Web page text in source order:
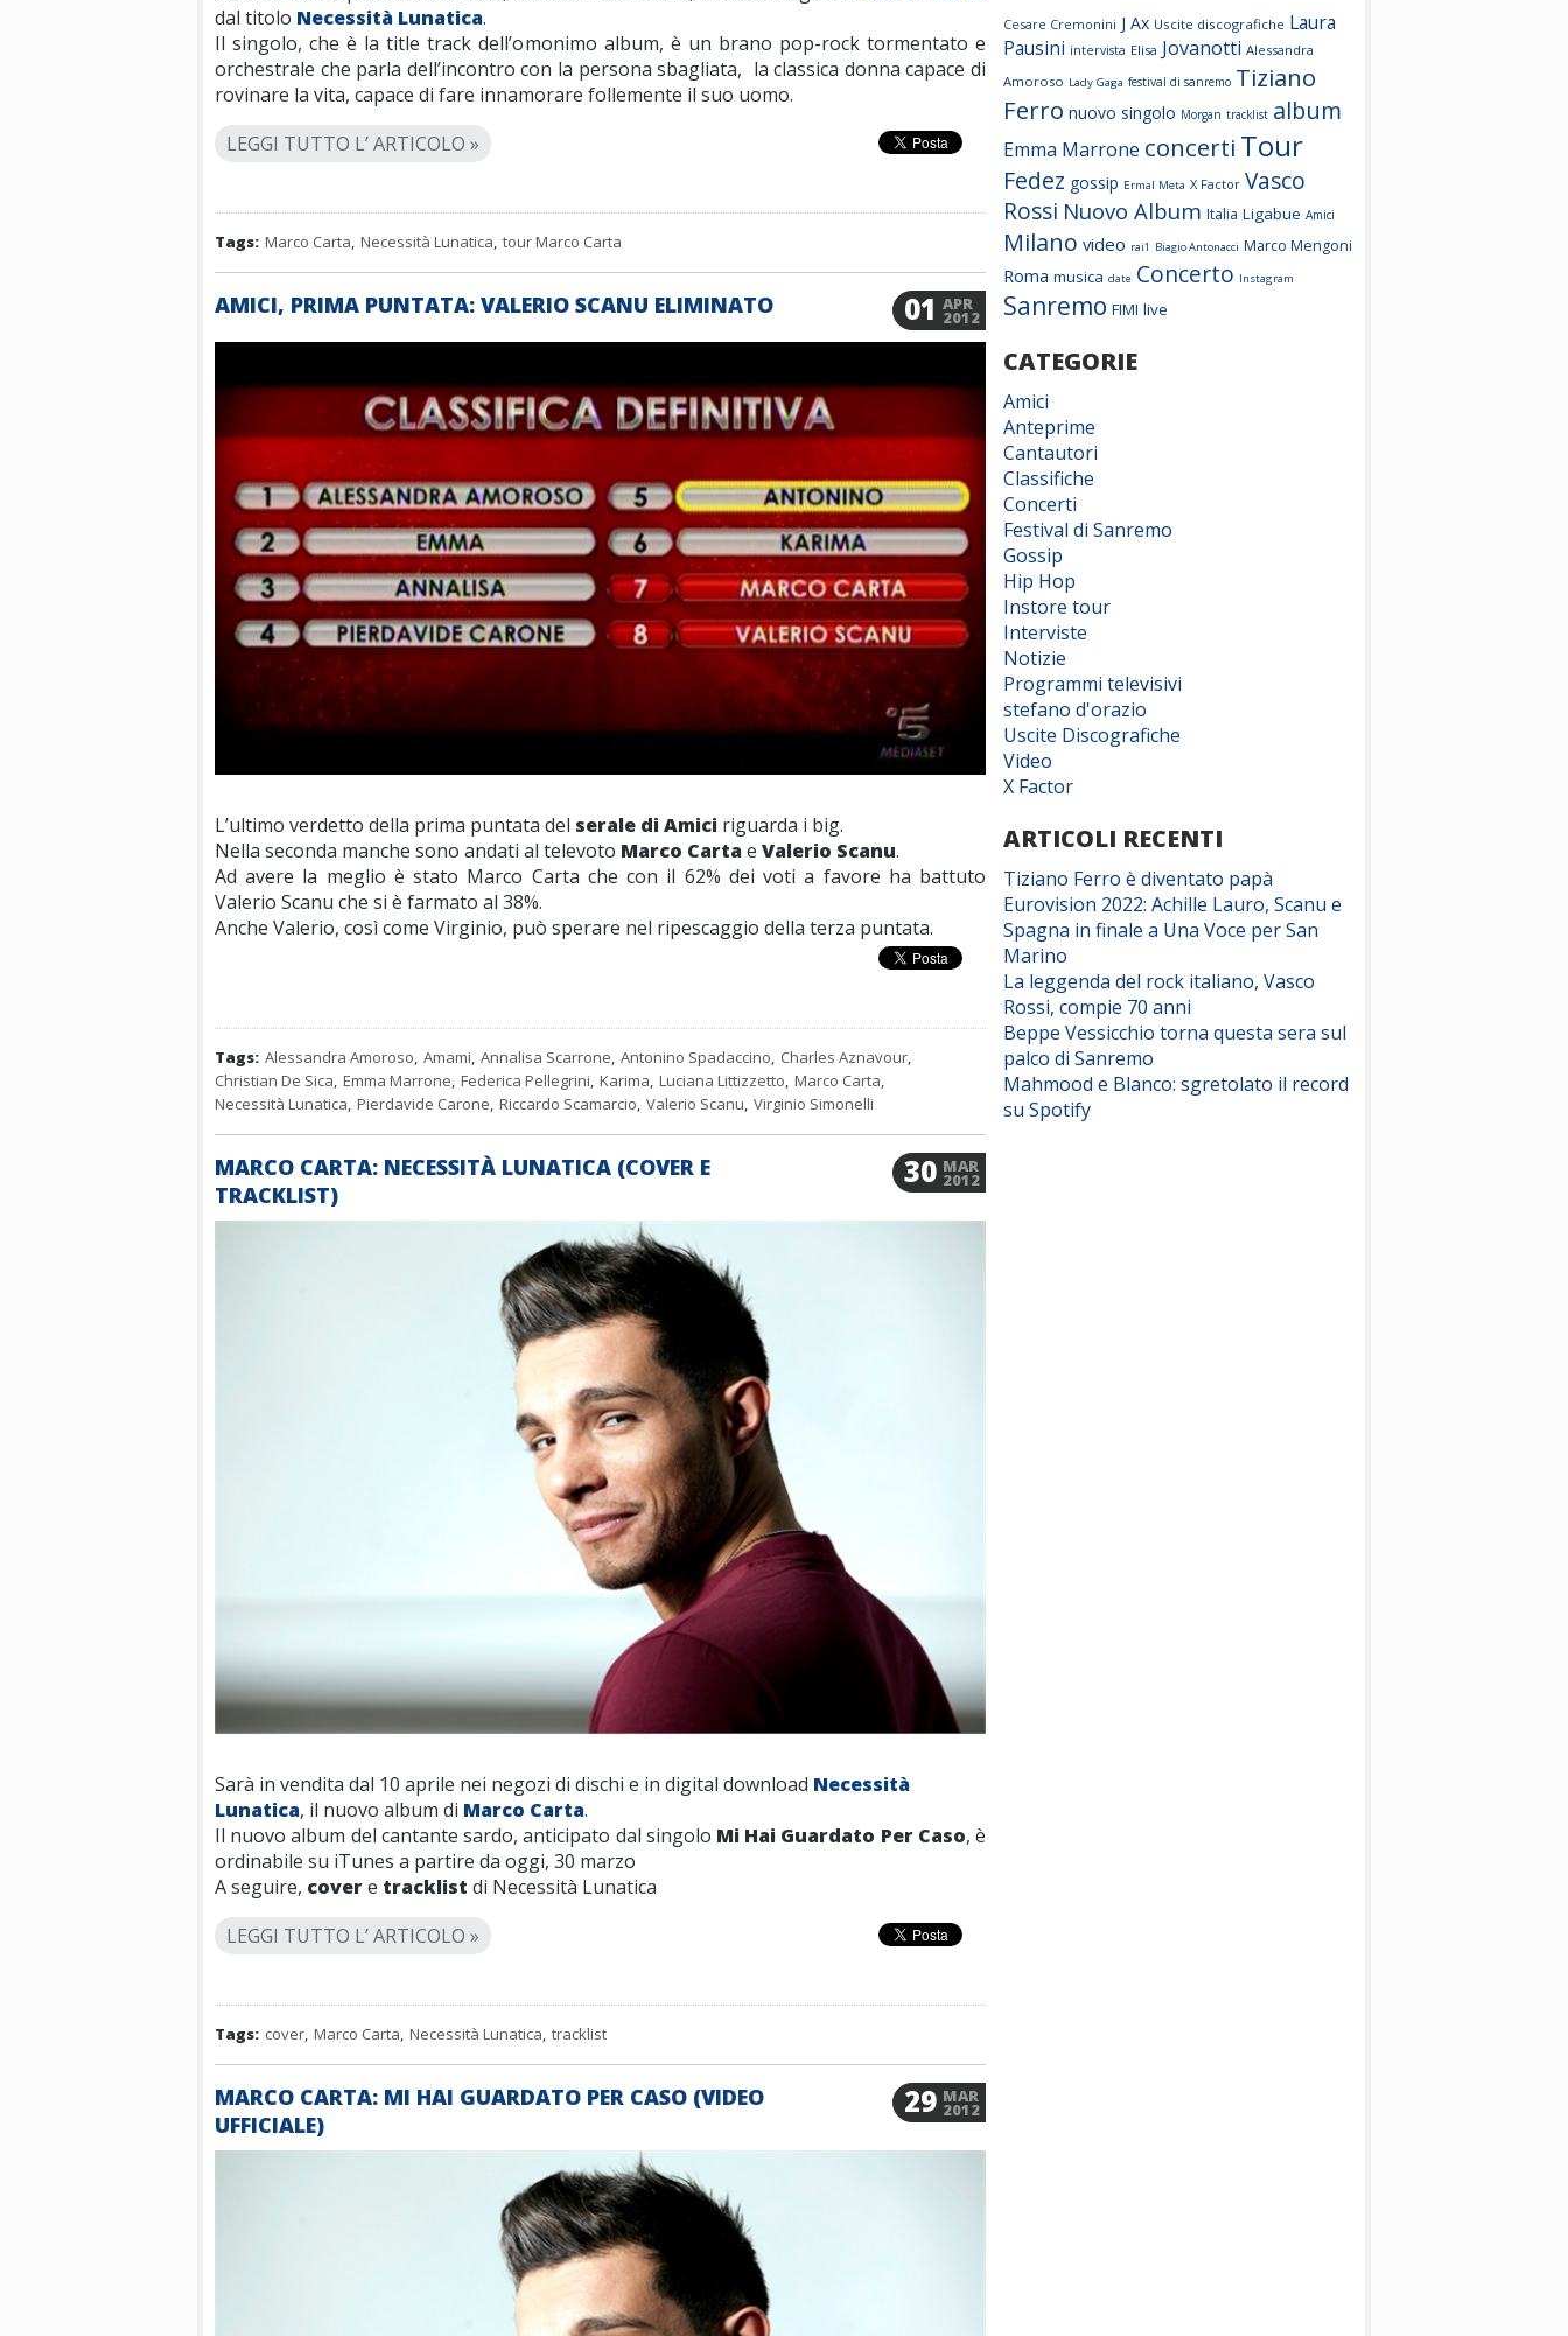
dal titolo Necessità Lunatica.
Il singolo, che è la title track dell’omonimo album, è un brano pop-rock tormentato e
orchestrale che parla dell’incontro con la persona sbagliata, la classica donna capace di
rovinare la vita, capace di fare innamorare follemente il suo uomo.
LEGGI TUTTO L’ ARTICOLO »
Tags: Marco Carta, Necessità Lunatica, tour Marco Carta
AMICI, PRIMA PUNTATA: VALERIO SCANU ELIMINATO 01 APR
2012
L’ultimo verdetto della prima puntata del serale di Amici riguarda i big.
Nella seconda manche sono andati al televoto Marco Cartae Valerio Scanu.
Ad avere la meglio è stato Marco Carta che con il 62% dei voti a favore ha battuto
Valerio Scanu che si è farmato al 38%.
Anche Valerio, così come Virginio, può sperare nel ripescaggio della terza puntata.
Tags: Alessandra Amoroso, Amami, Annalisa Scarrone, Antonino Spadaccino, Charles Aznavour,
Christian De Sica, Emma Marrone, Federica Pellegrini, Karima, Luciana Littizzetto, Marco Carta,
Necessità Lunatica, Pierdavide Carone, Riccardo Scamarcio, Valerio Scanu, Virginio Simonelli
MARCO CARTA: NECESSITÀ LUNATICA (COVER E
TRACKLIST)
30 MAR
2012
Sarà in vendita dal 10 aprile nei negozi di dischi e in digital download Necessità
Lunatica, il nuovo album di Marco Carta.
Il nuovo album del cantante sardo, anticipato dal singolo Mi Hai Guardato Per Caso, è
ordinabile su iTunes a partire da oggi, 30 marzo
A seguire, covere tracklist di Necessità Lunatica
LEGGI TUTTO L’ ARTICOLO »
Tags: cover, Marco Carta, Necessità Lunatica, tracklist
MARCO CARTA: MI HAI GUARDATO PER CASO (VIDEO
UFFICIALE)
29 MAR
2012
Cesare Cremonini J Ax Uscite discografiche Laura
Pausini intervista Elisa Jovanotti Alessandra
Amoroso Lady Gaga festival di sanremo Tiziano
Ferro nuovo singolo Morgan tracklist album
Emma Marrone concerti Tour
Fedez gossip Ermal Meta X Factor Vasco
Rossi Nuovo Album Italia Ligabue Amici
Milano video rai1 Biagio Antonacci Marco Mengoni
Roma musica date Concerto Instagram
Sanremo FIMI live
CATEGORIE
Amici
Anteprime
Cantautori
Classifiche
Concerti
Festival di Sanremo
Gossip
Hip Hop
Instore tour
Interviste
Notizie
Programmi televisivi
stefano d'orazio
Uscite Discografiche
Video
X Factor
ARTICOLI RECENTI
Tiziano Ferro è diventato papà
Eurovision 2022: Achille Lauro, Scanu e
Spagna in finale a Una Voce per San
Marino
La leggenda del rock italiano, Vasco
Rossi, compie 70 anni
Beppe Vessicchio torna questa sera sul
palco di Sanremo
Mahmood e Blanco: sgretolato il record
su Spotify